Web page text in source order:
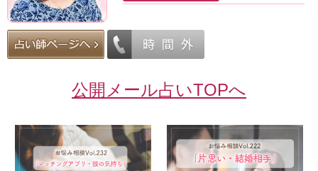
公開メール占いTOPへ